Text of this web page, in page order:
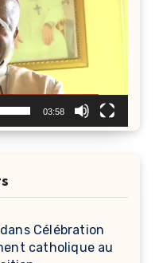
03:58
dans Célébration
catholique au